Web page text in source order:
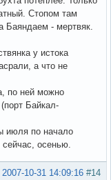
Стопом там
Баяндаем - мертвяк.
у истока
а что не
по ней можно
Байкал-
июля по начало
осенью.
#14
2007-10-31 14:09:16